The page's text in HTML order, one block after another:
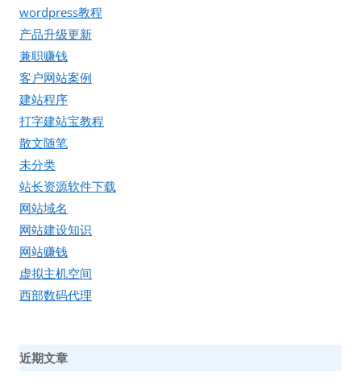
wordpress教程
产品升级更新
兼职赚钱
客户网站案例
建站程序
打字建站宝教程
散文随笔
未分类
站长资源软件下载
网站域名
网站建设知识
网站赚钱
虚拟主机空间
西部数码代理
近期文章